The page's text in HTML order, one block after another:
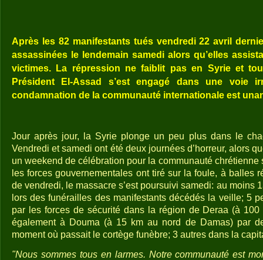
Après les 82 manifestants tués vendredi 22 avril
assassinées le lendemain samedi alors qu’elles
victimes. La répression ne faiblit pas en Syrie et
Président El-Assad s’est engagé dans une voie
condamnation de la communauté internationale est
Jour après jour, la Syrie plonge un peu plus dans le
Vendredi et samedi ont été deux journées d’horreur, alors
un weekend de célébration pour la communauté chrétienne
les forces gouvernementales ont tiré sur la foule, à balles
de vendredi, le massacre s’est poursuivi samedi: au moins
lors des funérailles des manifestants décédés la veille; 5
par les forces de sécurité dans la région de Deraa (à
également à Douma (à 15 km au nord de Damas) par
moment où passait le cortège funèbre; 3 autres dans la
"Nous sommes tous en larmes. Notre communauté est